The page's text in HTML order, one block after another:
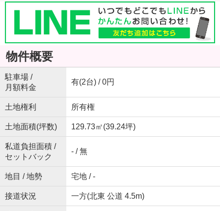
物件概要
駐車場 /
月額料金
有(2台) / 0円
土地権利 所有権
土地面積(坪数) 129.73㎡(39.24坪)
私道負担面積 /
セットバック
- / 無
地目 / 地勢 宅地 / -
接道状況 一方(北東 公道 4.5m)